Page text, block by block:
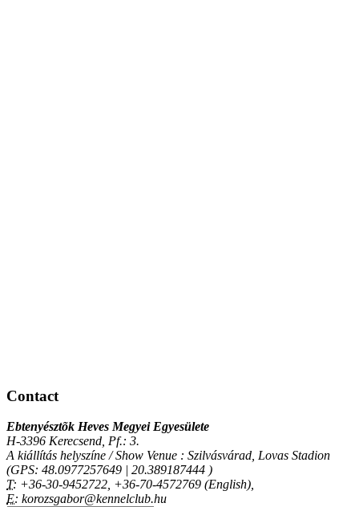
Contact
Ebtenyésztõk Heves Megyei Egyesülete
H-3396 Kerecsend, Pf.: 3.
A kiállítás helyszíne / Show Venue : Szilvásvárad, Lovas Stadion
(GPS: 48.0977257649 | 20.389187444 )
T: +36-30-9452722, +36-70-4572769 (English),
E: korozsgabor@kennelclub.hu